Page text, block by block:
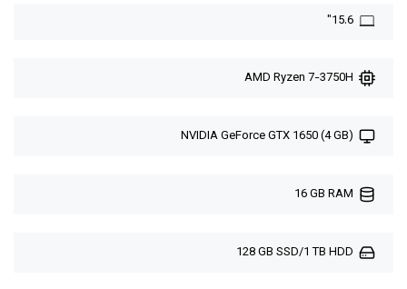
15.6"
AMD Ryzen 7-3750H
NVIDIA GeForce GTX 1650 (4 GB)
16 GB RAM
128 GB SSD/1 TB HDD